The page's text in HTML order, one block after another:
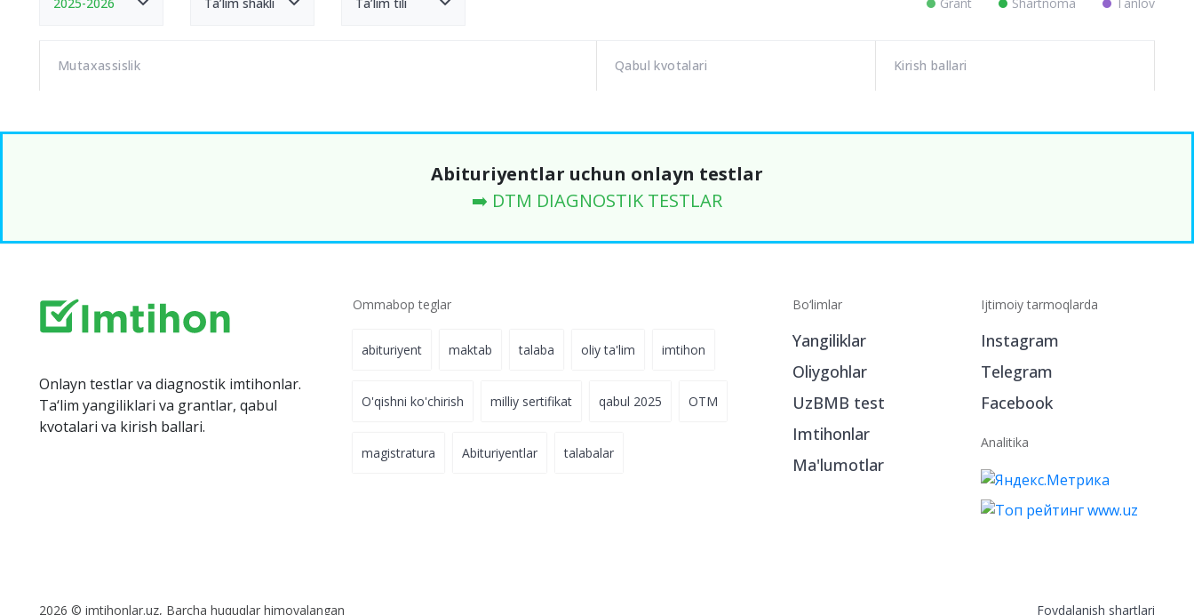
Mutaxassislik Qabul kvotalari Kirish ballari
Abituriyentlar uchun onlayn testlar
➡️ DTM DIAGNOSTIK TESTLAR
Onlayn testlar va diagnostik imtihonlar.
Ta‘lim yangiliklari va grantlar, qabul
kvotalari va kirish ballari.
Ommabop teglar
abituriyent maktab talaba oliy ta'lim imtihon
O'qishni ko'chirish milliy sertifikat qabul 2025 OTM
magistratura Abituriyentlar talabalar
Bo‘limlar
Yangiliklar
Oliygohlar
UzBMB test
Imtihonlar
Ma'lumotlar
Ijtimoiy tarmoqlarda
Instagram
Telegram
Facebook
Analitika
2026 © imtihonlar.uz, Barcha huquqlar himoyalangan Foydalanish shartlari